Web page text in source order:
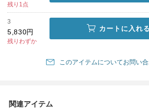
残り1点
3
5,830円
残りわずか
カートに入れる
このアイテムについてお問い
関連アイテム